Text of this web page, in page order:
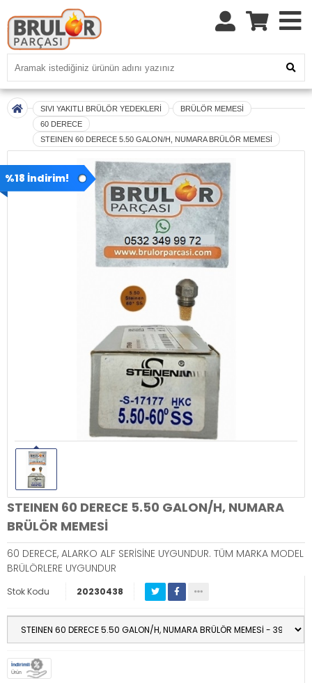
SIVI YAKITLI BRÜLÖR YEDEKLERİ
BRÜLÖR MEMESİ
60 DERECE
STEINEN 60 DERECE 5.50 GALON/H, NUMARA BRÜLÖR MEMESİ
%18 İndirim!
STEINEN 60 DERECE 5.50 GALON/H, NUMARA
BRÜLÖR MEMESİ
60 DERECE, ALARKO ALF SERİSİNE UYGUNDUR. TÜM MARKA MODEL
BRÜLÖRLERE UYGUNDUR
Stok Kodu 20230438
İndirimli
Ürün